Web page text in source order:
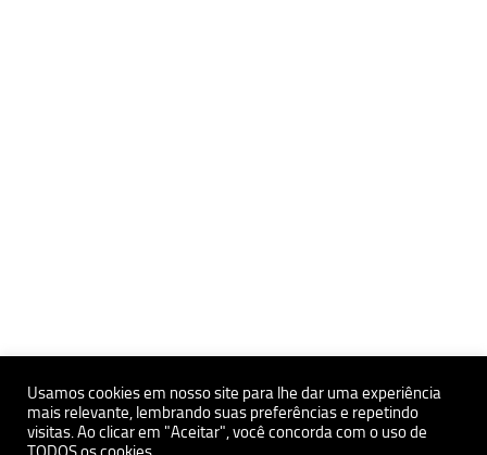
Políticas de Privacidade e Proteçãoa de Dados Pessoais
Usamos cookies em nosso site para lhe dar uma experiência
mais relevante, lembrando suas preferências e repetindo
visitas. Ao clicar em "Aceitar", você concorda com o uso de